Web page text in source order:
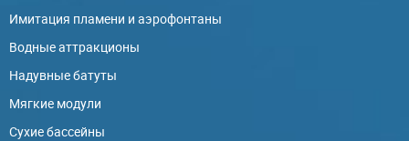
Имитация пламени и аэрофонтаны
Водные аттракционы
Надувные батуты
Мягкие модули
Сухие бассейны